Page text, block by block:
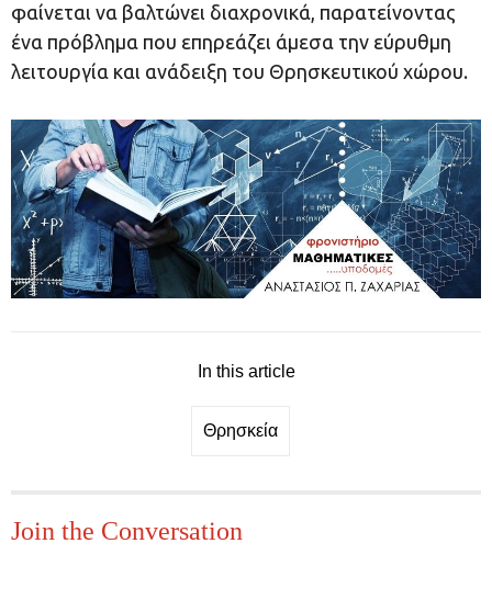
φαίνεται να βαλτώνει διαχρονικά, παρατείνοντας
ένα πρόβλημα που επηρεάζει άμεσα την εύρυθμη
λειτουργία και ανάδειξη του Θρησκευτικού χώρου.
In this article
Θρησκεία
Join the Conversation